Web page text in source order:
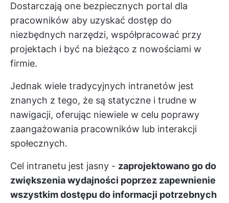
Dostarczają one bezpiecznych portal dla
pracowników aby uzyskać dostęp do
niezbędnych narzędzi, współpracować przy
projektach i być na bieżąco z nowościami w
firmie.
Jednak wiele tradycyjnych intranetów jest
znanych z tego, że są statyczne i trudne w
nawigacji, oferując niewiele w celu poprawy
zaangażowania pracowników lub interakcji
społecznych.
Cel intranetu jest jasny - zaprojektowano go do
zwiększenia wydajności poprzez zapewnienie
wszystkim dostępu do informacji potrzebnych